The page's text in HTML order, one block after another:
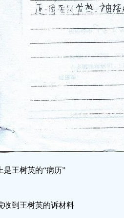
是王树英的“病历”
收到王树英的诉材料